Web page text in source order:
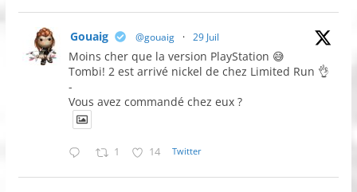
Gouaig @gouaig · 29 Juil
Moins cher que la version PlayStation 😅
Tombi! 2 est arrivé nickel de chez Limited Run 👌
-
Vous avez commandé chez eux ?
1 14 Twitter